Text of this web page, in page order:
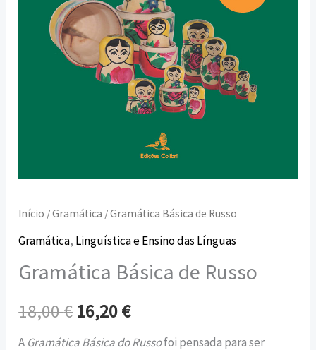
Início /Gramática / Gramática Básica de Russo
Gramática, Linguística e Ensino das Línguas
Gramática Básica de Russo
18,00€ 16,20€
A Gramática Básica do Russofoi pensada para ser